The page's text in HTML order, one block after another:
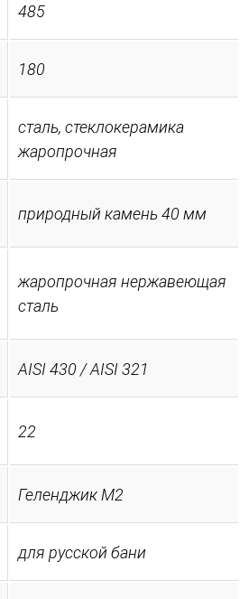
485
180
сталь, стеклокерамика
жаропрочная
природный камень 40 мм
жаропрочная нержавеющая
сталь
AISI 430 / AISI 321
22
Геленджик М2
для русской бани